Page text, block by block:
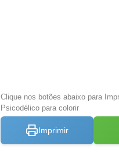
Clique nos botões abaixo para
Psicodélico para colorir
Imprimir